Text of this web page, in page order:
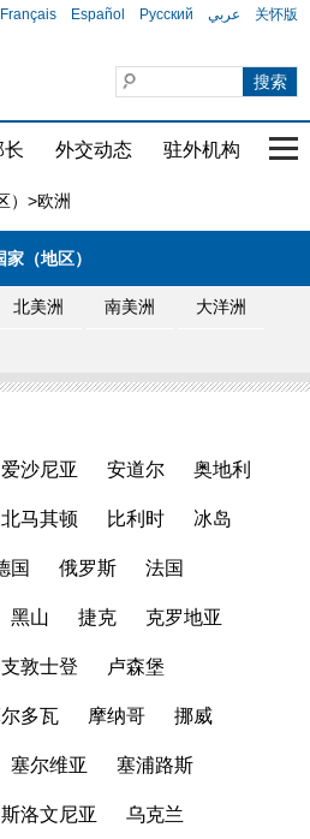
Français Español Русский عربي 关怀版
长 外交动态 驻外机构 国
>欧洲
家（地区）
北美洲 南美洲 大洋洲
爱沙尼亚 安道尔 奥地利
北马其顿 比利时 冰岛
国 俄罗斯 法国
黑山 捷克 克罗地亚
敦士登 卢森堡
多瓦 摩纳哥 挪威
塞尔维亚 塞浦路斯
斯洛文尼亚 乌克兰